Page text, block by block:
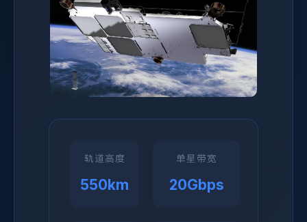
轨道高度
550km
单星带宽
20Gbps